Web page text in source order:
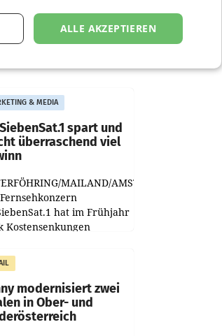
& MEDIA
spart und
überraschend viel
MAILAND/AMSTERDAM.
hat im Frühjahr
Kostensenkungen
und die
deutlich
modernisiert zwei
in Ober- und
ALLE AKZEPTIEREN